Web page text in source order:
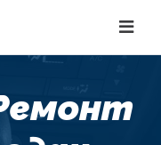
Toggle